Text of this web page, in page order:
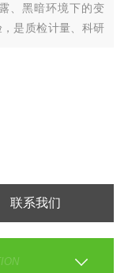
、黑暗环境下的变
是质检计量、科研
联系我们